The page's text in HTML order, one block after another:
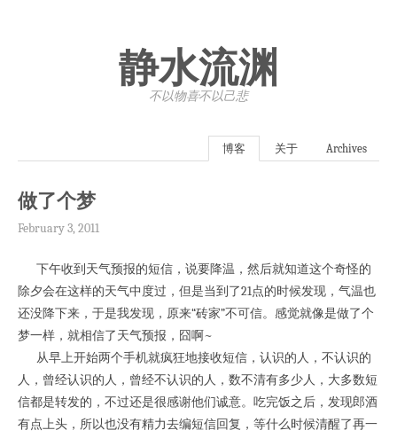
静水流渊
不以物喜·不以己悲
博客 关于 Archives
做了个梦
February 3, 2011
下午收到天气预报的短信，说要降温，然后就知道这个奇怪的
除夕会在这样的天气中度过，但是当到了21点的时候发现，气温也
还没降下来，于是我发现，原来“砖家”不可信。感觉就像是做了个
梦一样，就相信了天气预报，囧啊~
从早上开始两个手机就疯狂地接收短信，认识的人，不认识的
人，曾经认识的人，曾经不认识的人，数不清有多少人，大多数短
信都是转发的，不过还是很感谢他们诚意。吃完饭之后，发现郎酒
有点上头，所以也没有精力去编短信回复，等什么时候清醒了再一